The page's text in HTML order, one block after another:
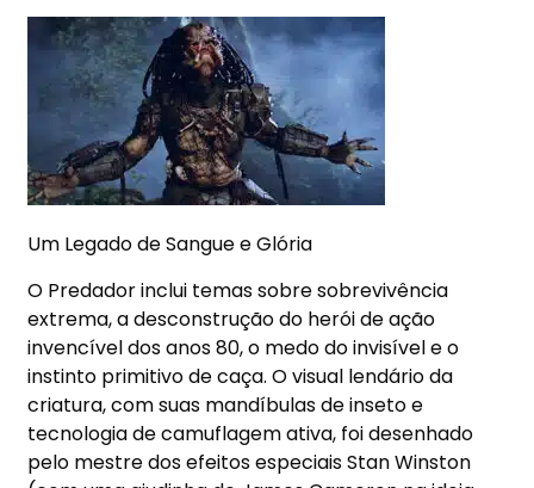
Um Legado de Sangue e Glória
O Predador inclui temas sobre sobrevivência
extrema, a desconstrução do herói de ação
invencível dos anos 80, o medo do invisível e o
instinto primitivo de caça. O visual lendário da
criatura, com suas mandíbulas de inseto e
tecnologia de camuflagem ativa, foi desenhado
pelo mestre dos efeitos especiais Stan Winston